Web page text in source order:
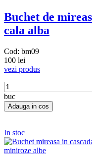
Buchet de
cala alba
Cod: bm09
100 lei
vezi produs
buc
In stoc